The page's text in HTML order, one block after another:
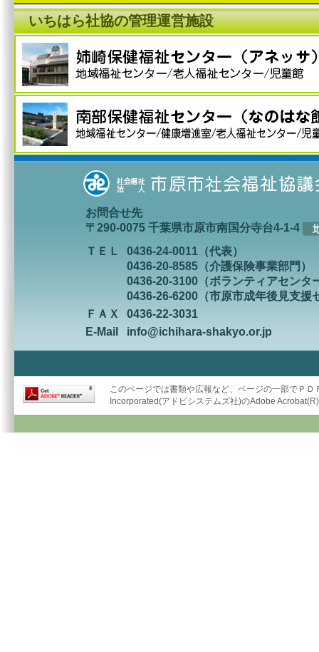
いちはら社協の管理運営施設
お問合せ先
〒290-0075 千葉県市原市南国分寺台4-1-4
ＴＥＬ
0436-24-0011（代表）
0436-20-8585（介護保険事業部門）
0436-20-3100（ボランティアセンタ
0436-26-6200（市原市成年後見支援
ＦＡＸ
0436-22-3031
E-Mail
info@ichihara-shakyo.or.jp
このページでは書類や広報など、ページの一部でＰ
Incorporated(アドビシステムズ社)のAdobe